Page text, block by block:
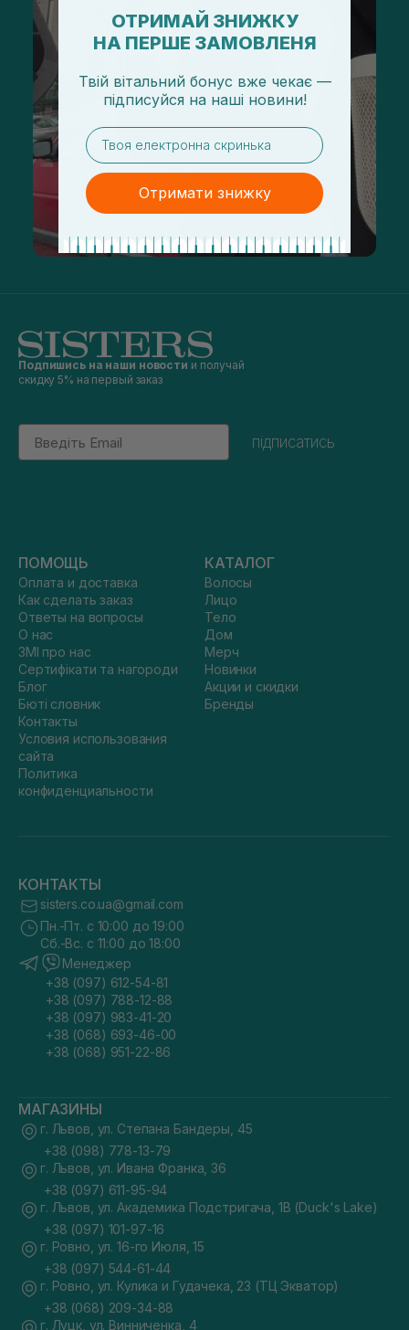
Подпишись на наши новости и получай
скидку 5% на первый заказ
Email
підписатись
ПОМОЩЬ
Оплата и доставка
Как сделать заказ
Ответы на вопросы
О нас
ЗМІ про нас
Сертифікати та нагороди
Блог
Бюті словник
Контакты
Условия использования
сайта
Политика
конфиденциальности
КАТАЛОГ
Волосы
Лицо
Тело
Дом
Мерч
Новинки
Акции и скидки
Бренды
КОНТАКТЫ
sisters.co.ua@gmail.com
Пн.-Пт. с 10:00 до 19:00
Сб.-Вс. с 11:00 до 18:00
Менеджер
+38 (097) 612-54-81
+38 (097) 788-12-88
+38 (097) 983-41-20
+38 (068) 693-46-00
+38 (068) 951-22-86
МАГАЗИНЫ
г. Львов, ул. Степана Бандеры, 45
+38 (098) 778-13-79
г. Львов, ул. Ивана Франка, 36
+38 (097) 611-95-94
г. Львов, ул. Академика Подстригача, 1В (Duck's Lake)
+38 (097) 101-97-16
г. Ровно, ул. 16-го Июля, 15
+38 (097) 544-61-44
г. Ровно, ул. Кулика и Гудачека, 23 (ТЦ Экватор)
+38 (068) 209-34-88
г. Луцк, ул. Винниченка, 4
ОТРИМАЙ ЗНИЖКУ
НА ПЕРШЕ ЗАМОВЛЕНЯ
Твій вітальний бонус вже чекає —
підписуйся на наші новини!
email
Отримати знижку